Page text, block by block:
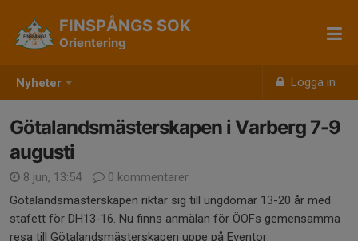
Nyheter Logga in
FINSPÅNGS SOK
Orientering
Götalandsmästerskapen i Varberg 7-9
augusti
8 jun, 13:54
0 kommentarer
Götalandsmästerskapen riktar sig till ungdomar 13-20 år med
stafett för DH13-16. Nu finns anmälan för ÖOFs gemensamma
resa till Götalandsmästerskapen uppe på Eventor.